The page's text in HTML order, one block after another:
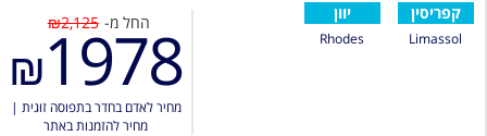
קפריסין
Limassol
יוון
Rhodes
החל מ- ₪2,125
₪1978
מחיר לאדם בחדר בתפוסה זוגית |
מחיר להזמנות באתר